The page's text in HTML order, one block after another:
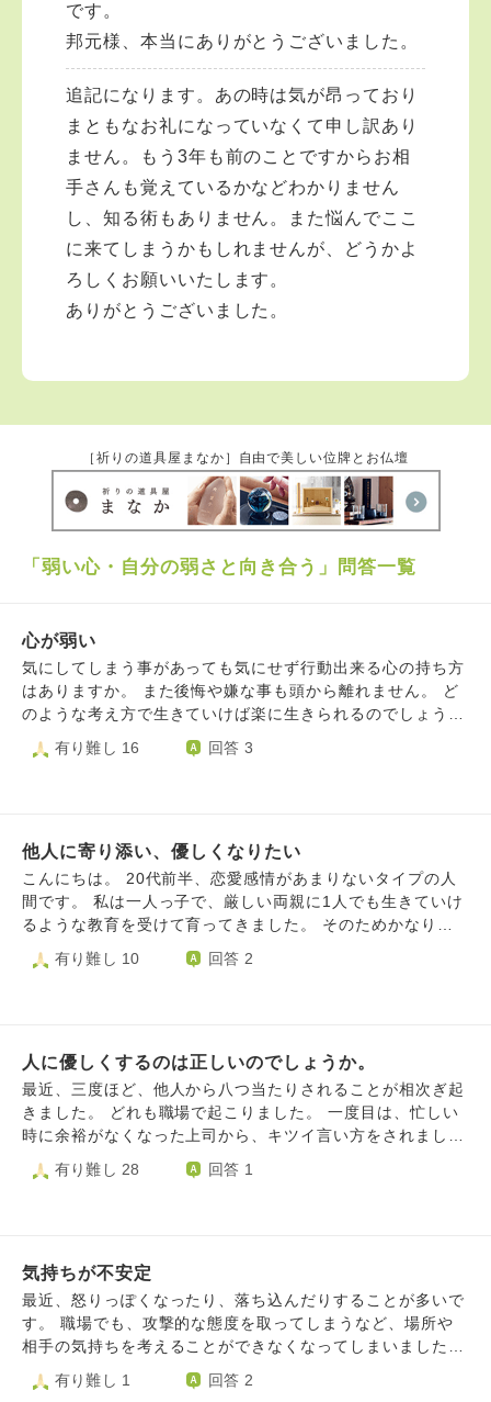
です。
邦元様、本当にありがとうございました。
追記になります。あの時は気が昂っており
まともなお礼になっていなくて申し訳あり
ません。もう3年も前のことですからお相
手さんも覚えているかなどわかりません
し、知る術もありません。また悩んでここ
に来てしまうかもしれませんが、どうかよ
ろしくお願いいたします。
ありがとうございました。
［祈りの道具屋まなか］自由で美しい位牌とお仏壇
「弱い心・自分の弱さと向き合う」問答一覧
心が弱い
気にしてしまう事があっても気にせず行動出来る心の持ち方
はありますか。 また後悔や嫌な事も頭から離れません。 ど
のような考え方で生きていけば楽に生きられるのでしょう
有り難し 16 回答 3
他人に寄り添い、優しくなりたい
こんにちは。 20代前半、恋愛感情があまりないタイプの人
間です。 私は一人っ子で、厳しい両親に1人でも生きていけ
るような教育を受けて育ってきました。 そのためかなり自
立心があるのに加え、討論が頻発する職種についているた
め、かなり性格がキツいです。 特に、自分の思うようにな
が、対外的には最低限の体裁を取り繕っているために、出会
ってしばらくのうちは上手くやって行けます。 ただ、他人
に縋られるとすごく強く拒否してしまいます。そのせいで、
友人を1人失いました。 疲れ、パニックになっていた友人を
揄する暴言を吐いてしまった為です。友人が優しかったの
「思っていることを言い合える関係が良い(私はよく友人に
そう言っていました)って言うけど、それは貴方が言いたい
だけで、こっちには都合の良い人間でいて欲しいだけでし
ょ？」という言葉です。 実際、その通りだと思います。 冷
私になんて縋らないで自立してよ！のような他人に寄り添え
有り難し 10 回答 2
人に優しくするのは正しいのでしょうか。
最近、三度ほど、他人から八つ当たりされることが相次ぎ起
きました。 どれも職場で起こりました。 一度目は、忙しい
時に余裕がなくなった上司から、キツイ言い方をされまし
た。 二度目は、先輩が悩み事が色々あるようで、話を聞い
てあげるだけでも心が軽くなるかと思い、話を聞いていまし
三度目は、後輩から仕事で分からないことがあるので教えて
欲しいと何度も頼まれたので教えていました。その人は元か
ら、プライベートの方の人間関係が上手くいっていないよう
で、周りに悪態をつくことが多くなっていたのですが、仕事
うで話しかけても無視されたり、冷たい対応をされました。
有り難し 28 回答 1
気持ちが不安定
最近、怒りっぽくなったり、落ち込んだりすることが多いで
す。 職場でも、攻撃的な態度を取ってしまうなど、場所や
相手の気持ちを考えることができなくなってしまいました。
同僚のことも、敵に思えて仕方ありません。会社に行きたく
ないと思うこともあります。誰も自分の味方なんていないよ
有り難し 1 回答 2